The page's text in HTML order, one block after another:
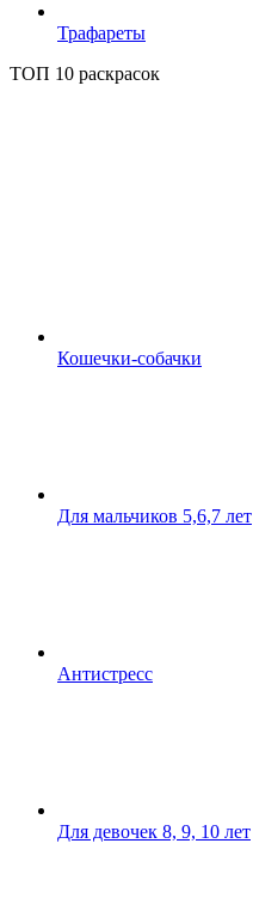
Трафареты
ТОП 10 раскрасок
Кошечки-собачки
Для мальчиков 5,6,7 лет
Антистресс
Для девочек 8, 9, 10 лет